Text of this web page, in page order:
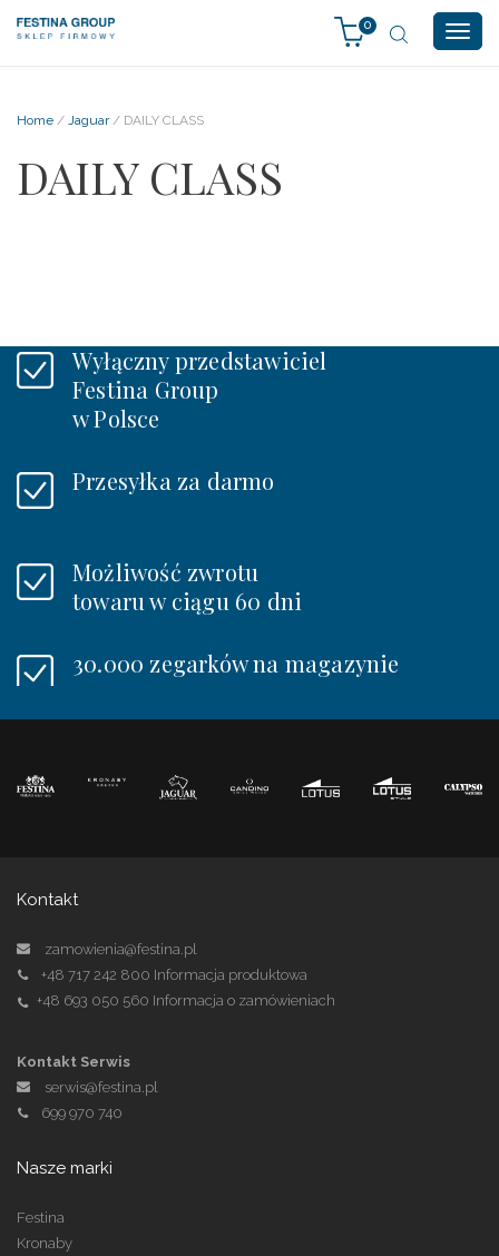
0
Home / Jaguar/ DAILY CLASS
DAILY CLASS
Wyłączny przedstawiciel
Festina Group
w Polsce
Przesyłka za darmo
Możliwość zwrotu
towaru w ciągu 60 dni
30.000 zegarków na magazynie
Kontakt
zamowienia@festina.pl
+48 717 242 800 Informacja produktowa
+48 693 050 560 Informacja o zamówieniach
Kontakt Serwis
serwis@festina.pl
699 970 740
Nasze marki
Festina
Kronaby